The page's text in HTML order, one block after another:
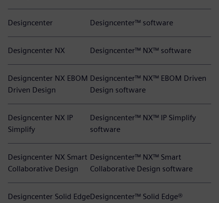
Designcenter Designcenter™ software
Designcenter NX Designcenter™ NX™ software
Designcenter NX EBOM
Driven Design
Designcenter™ NX™ EBOM Driven
Design software
Designcenter NX IP
Simplify
Designcenter™ NX™ IP Simplify
software
Designcenter NX Smart
Collaborative Design
Designcenter™ NX™ Smart
Collaborative Design software
Designcenter Solid EdgeDesigncenter™ Solid Edge®